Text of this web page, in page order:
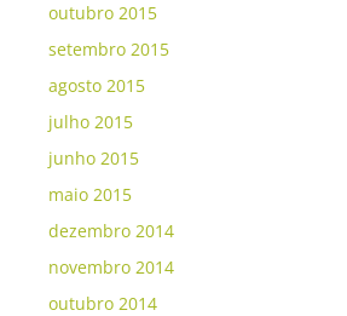
outubro 2015
setembro 2015
agosto 2015
julho 2015
junho 2015
maio 2015
dezembro 2014
novembro 2014
outubro 2014